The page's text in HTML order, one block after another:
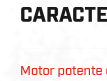
Motor potente